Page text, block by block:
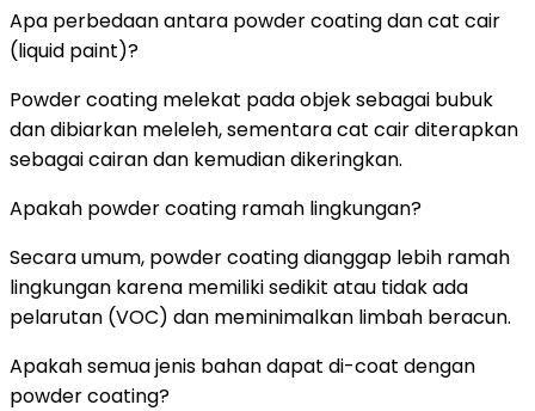
Apa perbedaan antara powder coating dan cat cair
(liquid paint)?
Powder coating melekat pada objek sebagai bubuk
dan dibiarkan meleleh, sementara cat cair diterapkan
sebagai cairan dan kemudian dikeringkan.
Apakah powder coating ramah lingkungan?
Secara umum, powder coating dianggap lebih ramah
lingkungan karena memiliki sedikit atau tidak ada
pelarutan (VOC) dan meminimalkan limbah beracun.
Apakah semua jenis bahan dapat di-coat dengan
powder coating?